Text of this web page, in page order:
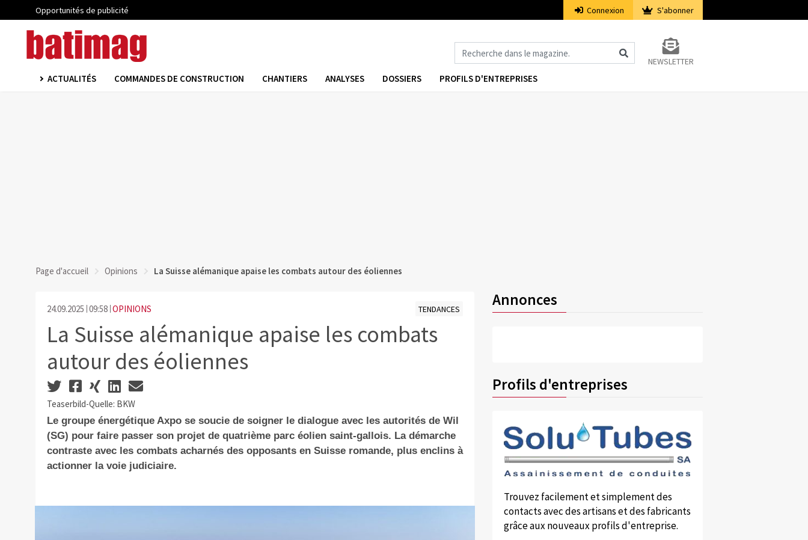
Opportunités de publicité Connexion S'abonner
NEWSLETTER
ACTUALITÉS COMMANDES DE CONSTRUCTION CHANTIERS ANALYSES DOSSIERS PROFILS D'ENTREPRISES
Page d'accueil Opinions La Suisse alémanique apaise les combats autour des éoliennes
24.09.2025 09:58 OPINIONS TENDANCES
La Suisse alémanique apaise les combats
autour des éoliennes
Teaserbild-Quelle: BKW
Le groupe énergétique Axpo se soucie de soigner le dialogue avec les autorités de Wil
(SG) pour faire passer son projet de quatrième parc éolien saint-gallois. La démarche
contraste avec les combats acharnés des opposants en Suisse romande, plus enclins à
actionner la voie judiciaire.
Annonces
Profils d'entreprises
Trouvez facilement et simplement des
contacts avec des artisans et des fabricants
grâce aux nouveaux profils d'entreprise.